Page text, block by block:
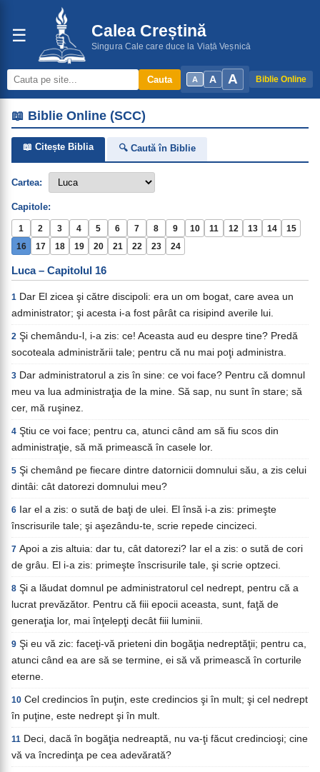
☰ Calea Creștină
Singura Cale care duce la Viață Veșnică
A A A Biblie Online
Cauta
📖 Biblie Online (SCC)
📖 Citește Biblia 🔍 Caută în Biblie
Cartea:
Capitole:
1 2 3 4 5 6 7 8 9 10 11 12 13 14
15
16
17 18 19 20 21 22 23 24
Luca – Capitolul 16
1 Dar El zicea şi către discipoli: era un om bogat, care avea un
administrator; şi acesta i-a fost pârât ca risipind averile lui.
2 Şi chemându-l, i-a zis: ce! Aceasta aud eu despre tine? Predă
socoteala administrării tale; pentru că nu mai poţi administra.
3 Dar administratorul a zis în sine: ce voi face? Pentru că domnul
meu va lua administraţia de la mine. Să sap, nu sunt în stare; să
cer, mă ruşinez.
4 Ştiu ce voi face; pentru ca, atunci când am să fiu scos din
administraţie, să mă primească în casele lor.
5 Şi chemând pe fiecare dintre datornicii domnului său, a zis celui
dintâi: cât datorezi domnului meu?
6 Iar el a zis: o sută de baţi de ulei. El însă i-a zis: primeşte
înscrisurile tale; şi aşezându-te, scrie repede cincizeci.
7 Apoi a zis altuia: dar tu, cât datorezi? Iar el a zis: o sută de cori
de grâu. El i-a zis: primeşte înscrisurile tale, şi scrie optzeci.
8 Şi a lăudat domnul pe administratorul cel nedrept, pentru că a
lucrat prevăzător. Pentru că fiii epocii aceasta, sunt, faţă de
generaţia lor, mai înţelepţi decât fiii luminii.
9 Şi eu vă zic: faceţi-vă prieteni din bogăţia nedreptăţii; pentru ca,
atunci când ea are să se termine, ei să vă primească în corturile
eterne.
10 Cel credincios în puţin, este credincios şi în mult; şi cel nedrept
în puţine, este nedrept şi în mult.
11 Deci, dacă în bogăţia nedreaptă, nu va-ţi făcut credincioşi; cine
vă va încredinţa pe cea adevărată?